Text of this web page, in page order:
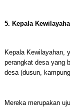
5. Kepala
Kepala Kewilayahan,
perangkat desa yang
desa (dusun,
Mereka merupakan